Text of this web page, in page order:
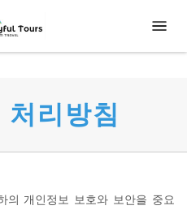
리방침
의 개인정보 보호와 보안을 중요